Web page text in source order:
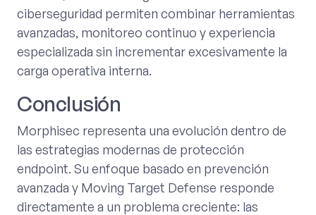
ciberseguridad permiten combinar herramientas
avanzadas, monitoreo continuo y experiencia
especializada sin incrementar excesivamente la
carga operativa interna.
Conclusión
Morphisec representa una evolución dentro de
las estrategias modernas de protección
endpoint. Su enfoque basado en prevención
avanzada y Moving Target Defense responde
directamente a un problema creciente: las